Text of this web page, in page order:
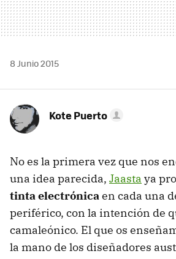
8 Junio 2015
Kote Puerto
No es la primera vez que nos
una idea parecida, Jaasta ya
tinta electrónicaen cada una
periférico, con la intención de
camaleónico. El que os
la mano de los diseñadores